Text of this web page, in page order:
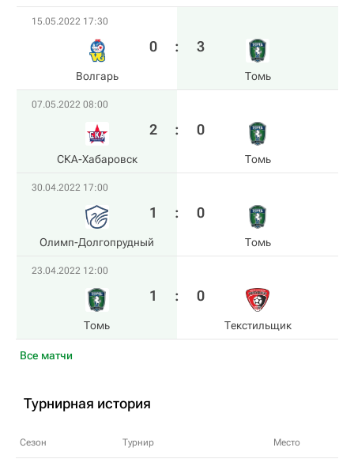
Все матчи
15.05.2022 17:30
Волгарь
0 : 3
Томь
07.05.2022 08:00
СКА-Хабаровск
2 : 0
Томь
30.04.2022 17:00
Олимп-Долгопрудный
1 : 0
Томь
23.04.2022 12:00
Томь
1 : 0
Текстильщик
Турнирная история
Сезон Турнир Место